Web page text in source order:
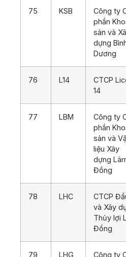
75 KSB
Công ty
phần
sản và
dựng
Dương
76 L14
CTCP
14
77 LBM
Công ty
phần
sản và
liệu Xây
dựng
Đồng
78 LHC
CTCP
và Xây
Thủy lợi
Đồng
79 LHG
Công ty